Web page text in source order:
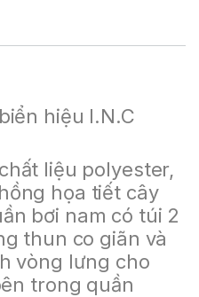
hiệu I.N.C
liệu polyester,
họa tiết cây
bơi nam có túi 2
thun co giãn và
vòng lưng cho
trong quần